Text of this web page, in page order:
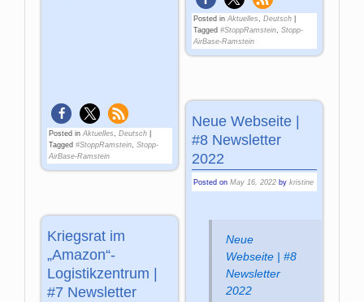
Posted in Aktuelles ,Deutsch
Tagged #StoppRamstein ,Stopp-
AirBase-Ramstein
Posted in Aktuelles Deutsch|
Tagged #StoppRamstein, Stopp-
AirBase-Ramstein
Neue Webseite |
#8 Newsletter
2022
Posted on May 16, 2022 by kristine
Neue
Webseite | #8
Newsletter
2022
Kriegsrat im
„Amazon“-
Logistikzentrum |
#7 Newsletter